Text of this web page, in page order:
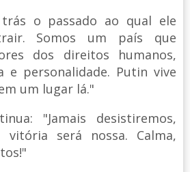
o passado ao qual ele
Somos um país que
dos direitos humanos,
e personalidade. Putin vive
um lugar lá."
"Jamais desistiremos,
vitória será nossa. Calma,